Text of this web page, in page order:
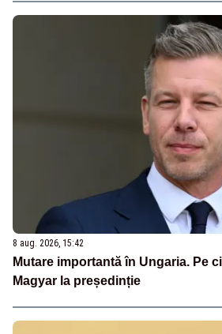
8 aug. 2026, 15:42
Mutare importantă în Ungaria. Pe
Magyar la președinție